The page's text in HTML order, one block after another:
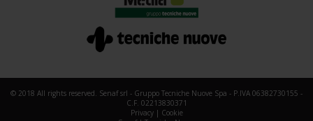
© 2018 All rights reserved. Senaf srl - Gruppo Tecniche Nuove Spa - P.IVA 06382730155 -
C.F. 02213830371
Privacy| Cookie